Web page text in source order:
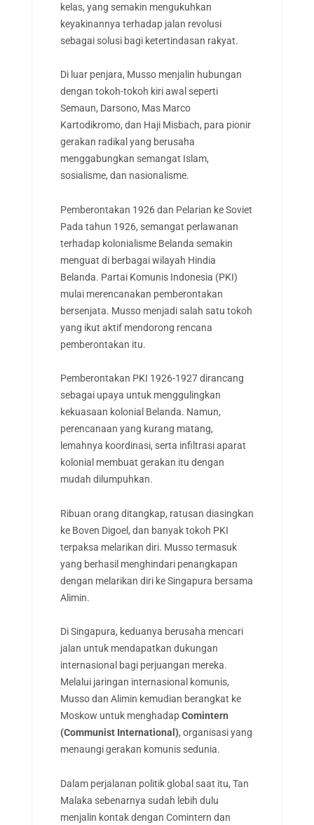
kelas, yang semakin mengukuhkan
keyakinannya terhadap jalan revolusi
sebagai solusi bagi ketertindasan rakyat.
Di luar penjara, Musso menjalin hubungan
dengan tokoh-tokoh kiri awal seperti
Semaun, Darsono, Mas Marco
Kartodikromo, dan Haji Misbach, para pionir
gerakan radikal yang berusaha
menggabungkan semangat Islam,
sosialisme, dan nasionalisme.
Pemberontakan 1926 dan Pelarian ke Soviet
Pada tahun 1926, semangat perlawanan
terhadap kolonialisme Belanda semakin
menguat di berbagai wilayah Hindia
Belanda. Partai Komunis Indonesia (PKI)
mulai merencanakan pemberontakan
bersenjata. Musso menjadi salah satu tokoh
yang ikut aktif mendorong rencana
pemberontakan itu.
Pemberontakan PKI 1926-1927 dirancang
sebagai upaya untuk menggulingkan
kekuasaan kolonial Belanda. Namun,
perencanaan yang kurang matang,
lemahnya koordinasi, serta infiltrasi aparat
kolonial membuat gerakan itu dengan
mudah dilumpuhkan.
Ribuan orang ditangkap, ratusan diasingkan
ke Boven Digoel, dan banyak tokoh PKI
terpaksa melarikan diri. Musso termasuk
yang berhasil menghindari penangkapan
dengan melarikan diri ke Singapura bersama
Alimin.
Di Singapura, keduanya berusaha mencari
jalan untuk mendapatkan dukungan
internasional bagi perjuangan mereka.
Melalui jaringan internasional komunis,
Musso dan Alimin kemudian berangkat ke
Moskow untuk menghadapComintern
(Communist International), organisasi yang
menaungi gerakan komunis sedunia.
Dalam perjalanan politik global saat itu, Tan
Malaka sebenarnya sudah lebih dulu
menjalin kontak dengan Comintern dan